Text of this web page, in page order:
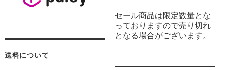
送料について
セール商品は限定数量とな
っておりますので売り切れ
となる場合がございます。